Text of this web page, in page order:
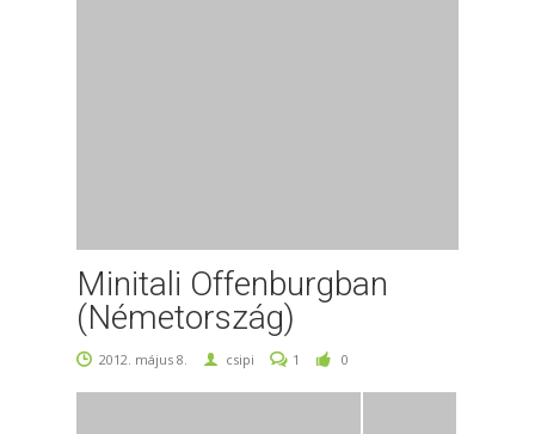
Minitali Offenburgban
(Németország)
2012. május 8. csipi 1 0